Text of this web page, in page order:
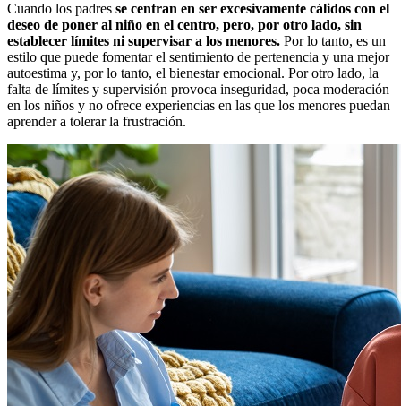
Cuando los padres se centran en ser excesivamente cálidos con el
deseo de poner al niño en el centro, pero, por otro lado, sin
establecer límites ni supervisar a los menores. Por lo tanto, es un
estilo que puede fomentar el sentimiento de pertenencia y una mejor
autoestima y, por lo tanto, el bienestar emocional. Por otro lado, la
falta de límites y supervisión provoca inseguridad, poca moderación
en los niños y no ofrece experiencias en las que los menores puedan
aprender a tolerar la frustración.